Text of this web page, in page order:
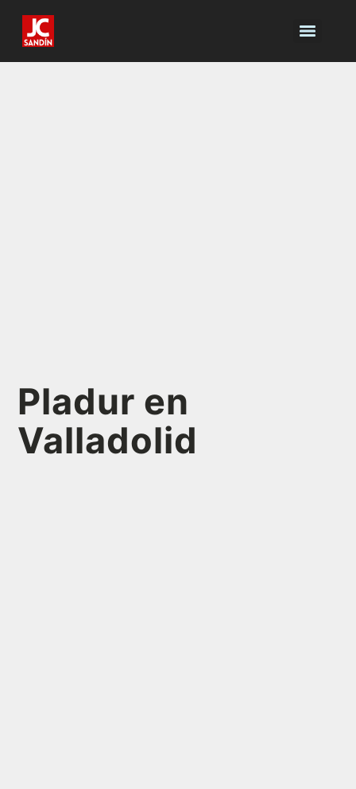
Pladur en
Valladolid